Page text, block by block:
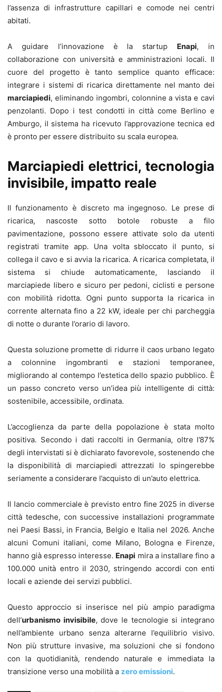
l’assenza di infrastrutture capillari e comode nei centri
abitati.
A guidare l’innovazione è la startup Enapi, in
collaborazione con università e amministrazioni locali. Il
cuore del progetto è tanto semplice quanto efficace:
integrare i sistemi di ricarica direttamente nel manto dei
marciapiedi, eliminando ingombri, colonnine a vista e cavi
penzolanti. Dopo i test condotti in città come Berlino e
Amburgo, il sistema ha ricevuto l’approvazione tecnica ed
è pronto per essere distribuito su scala europea.
Marciapiedi elettrici, tecnologia
invisibile, impatto reale
Il funzionamento è discreto ma ingegnoso. Le prese di
ricarica, nascoste sotto botole robuste a filo
pavimentazione, possono essere attivate solo da utenti
registrati tramite app. Una volta sbloccato il punto, si
collega il cavo e si avvia la ricarica. A ricarica completata, il
sistema si chiude automaticamente, lasciando il
marciapiede libero e sicuro per pedoni, ciclisti e persone
con mobilità ridotta. Ogni punto supporta la ricarica in
corrente alternata fino a 22 kW, ideale per chi parcheggia
di notte o durante l’orario di lavoro.
Questa soluzione promette di ridurre il caos urbano legato
a colonnine ingombranti e stazioni temporanee,
migliorando al contempo l’estetica dello spazio pubblico. È
un passo concreto verso un’idea più intelligente di città:
sostenibile, accessibile, ordinata.
L’accoglienza da parte della popolazione è stata molto
positiva. Secondo i dati raccolti in Germania, oltre l’87%
degli intervistati si è dichiarato favorevole, sostenendo che
la disponibilità di marciapiedi attrezzati lo spingerebbe
seriamente a considerare l’acquisto di un’auto elettrica.
Il lancio commerciale è previsto entro fine 2025 in diverse
città tedesche, con successive installazioni programmate
nei Paesi Bassi, in Francia, Belgio e Italia nel 2026. Anche
alcuni Comuni italiani, come Milano, Bologna e Firenze,
hanno già espresso interesse. Enapi mira a installare fino a
100.000 unità entro il 2030, stringendo accordi con enti
locali e aziende dei servizi pubblici.
Questo approccio si inserisce nel più ampio paradigma
dell’urbanismo invisibile, dove le tecnologie si integrano
nell’ambiente urbano senza alterarne l’equilibrio visivo.
Non più strutture invasive, ma soluzioni che si fondono
con la quotidianità, rendendo naturale e immediata la
transizione verso una mobilità a zero emissioni.